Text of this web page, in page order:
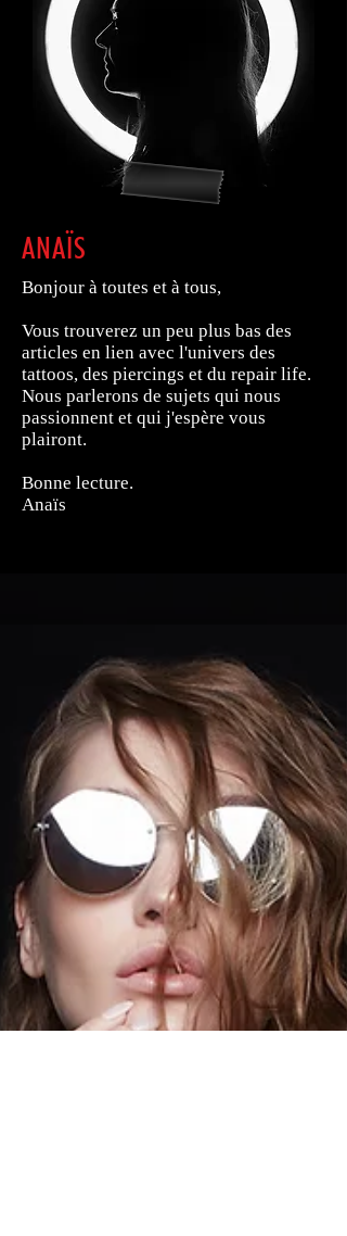
ANAÏS
Bonjour à toutes et à tous,
Vous trouverez un peu plus bas des
articles en lien avec l'univers des
tattoos, des piercings et du repair life.
Nous parlerons de sujets qui nous
passionnent et qui j'espère vous
plairont.
Bonne lecture.
Anaïs